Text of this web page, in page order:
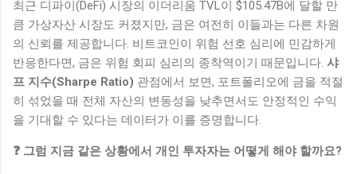
최근 디파이(DeFi) 시장의 이더리움 TVL이 $105.47B에 달할 만
큼 가상자산 시장도 커졌지만, 금은 여전히 이들과는 다른 차원
의 신뢰를 제공합니다. 비트코인이 위험 선호 심리에 민감하게
반응한다면, 금은 위험 회피 심리의 종착역이기 때문입니다. 샤
프 지수(Sharpe Ratio) 관점에서 보면, 포트폴리오에 금을 적절
히 섞었을 때 전체 자산의 변동성을 낮추면서도 안정적인 수익
을 기대할 수 있다는 데이터가 이를 증명합니다.
❓ 그럼 지금 같은 상황에서 개인 투자자는 어떻게 해야 할까요?